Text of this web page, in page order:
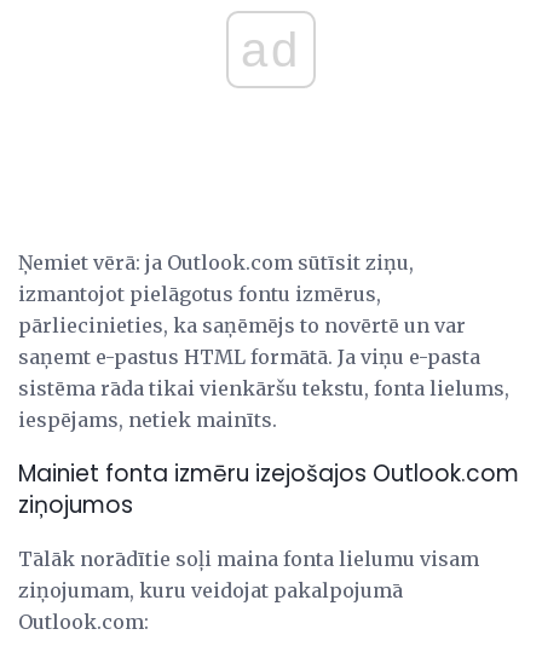
ad
Ņemiet vērā: ja Outlook.com sūtīsit ziņu,
izmantojot pielāgotus fontu izmērus,
pārliecinieties, ka saņēmējs to novērtē un var
saņemt e-pastus HTML formātā. Ja viņu e-pasta
sistēma rāda tikai vienkāršu tekstu, fonta lielums,
iespējams, netiek mainīts.
Mainiet fonta izmēru izejošajos Outlook.com
ziņojumos
Tālāk norādītie soļi maina fonta lielumu visam
ziņojumam, kuru veidojat pakalpojumā
Outlook.com: